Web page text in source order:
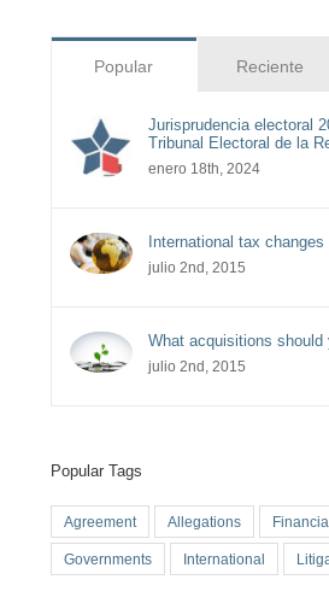
Popular Reciente
Jurisprudencia electoral
Tribunal Electoral de la
enero 18th, 2024
International tax changes
julio 2nd, 2015
What acquisitions should
julio 2nd, 2015
Popular Tags
Agreement Allegations
Governments International